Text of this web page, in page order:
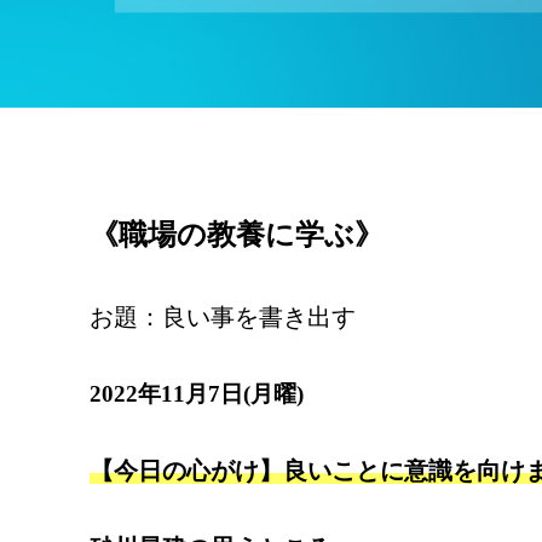
《職場の教養に学ぶ》
お題：良い事を書き出す
2022年11月7日(月曜)
【今日の心がけ】良いことに意識を向け